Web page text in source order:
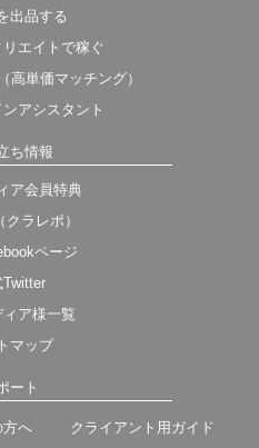
出品する
エイトで稼ぐ
高単価マッチング）
アシスタント
ち情報
ア会員特典
ラレポ）
ページ
ア様一覧
マップ
ート
方へ クライアント用ガイド